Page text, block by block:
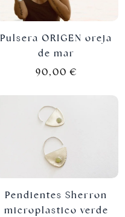
Pulsera ORIGEN oreja
de mar
90,00€
Pendientes Sherron
microplastico verde